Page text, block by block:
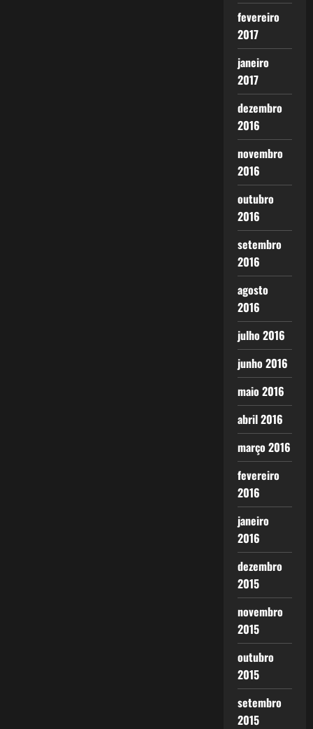
fevereiro
2017
janeiro
2017
dezembro
2016
novembro
2016
outubro
2016
setembro
2016
agosto
2016
julho 2016
junho 2016
maio 2016
abril 2016
março 2016
fevereiro
2016
janeiro
2016
dezembro
2015
novembro
2015
outubro
2015
setembro
2015